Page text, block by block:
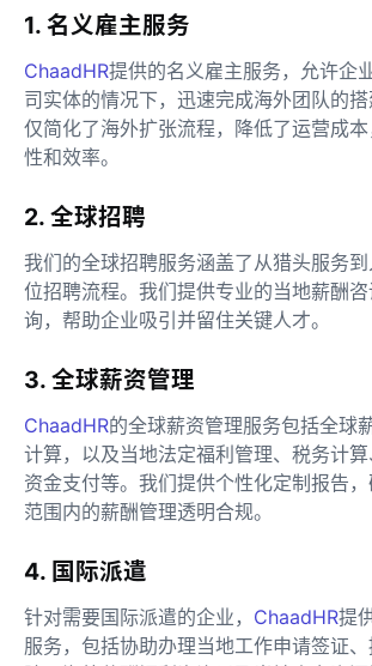
1. 名义雇主服务
ChaadHR提供的名义雇主服务，允许企
司实体的情况下，迅速完成海外团队的
仅简化了海外扩张流程，降低了运营成
性和效率。
2. 全球招聘
我们的全球招聘服务涵盖了从猎头服务
位招聘流程。我们提供专业的当地薪酬
询，帮助企业吸引并留住关键人才。
3. 全球薪资管理
ChaadHR的全球薪资管理服务包括全球
计算，以及当地法定福利管理、税务计算
资金支付等。我们提供个性化定制报告
范围内的薪酬管理透明合规。
4. 国际派遣
针对需要国际派遣的企业， ChaadHR提
服务，包括协助办理当地工作申请签证